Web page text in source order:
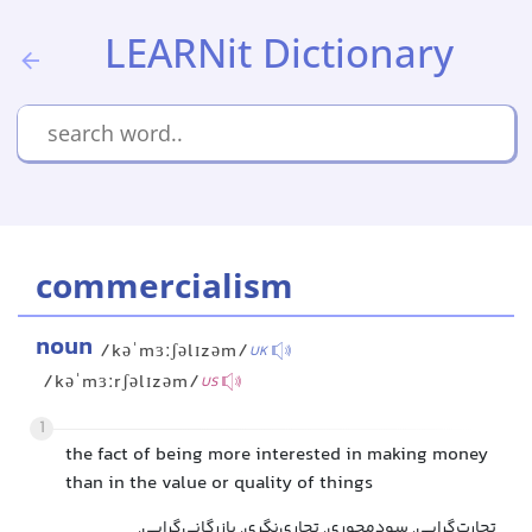
LEARNit Dictionary
commercialism
noun /kəˈmɜːʃəlɪzəm/UK
/kəˈmɜːrʃəlɪzəm/US
1
the fact of being more interested in making money
than in the value or quality of things